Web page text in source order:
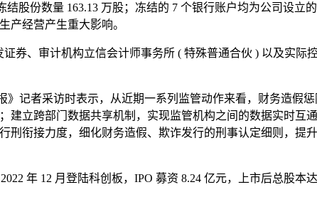
股份数量 163.13 万股；冻结的 7 个银行账户均为公司设
产经营产生重大影响。
券、审计机构立信会计师事务所 ( 特殊普通合伙 ) 以及实
记者采访时表示，从近期一系列监管动作来看，财务造假
立跨部门数据共享机制，实现监管机构之间的数据实时互
刑衔接力度，细化财务造假、欺诈发行的刑事认定细则，提
年 12 月登陆科创板，IPO 募资 8.24 亿元，上市后总股本